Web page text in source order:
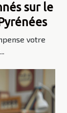
sur le
votre